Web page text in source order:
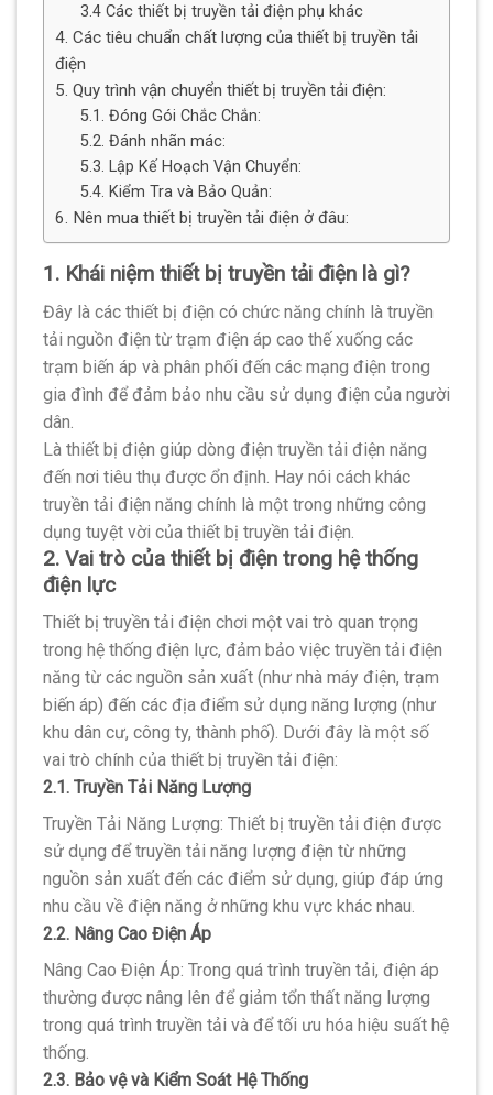
3.4 Các thiết bị truyền tải điện phụ khác
4. Các tiêu chuẩn chất lượng của thiết bị truyền tải
điện
5. Quy trình vận chuyển thiết bị truyền tải điện:
5.1. Đóng Gói Chắc Chắn:
5.2. Đánh nhãn mác:
5.3. Lập Kế Hoạch Vận Chuyển:
5.4. Kiểm Tra và Bảo Quản:
6. Nên mua thiết bị truyền tải điện ở đâu:
1. Khái niệm thiết bị truyền tải điện là gì?
Đây là các thiết bị điện có chức năng chính là truyền
tải nguồn điện từ trạm điện áp cao thế xuống các
trạm biến áp và phân phối đến các mạng điện trong
gia đình để đảm bảo nhu cầu sử dụng điện của người
dân.
Là thiết bị điện giúp dòng điện truyền tải điện năng
đến nơi tiêu thụ được ổn định. Hay nói cách khác
truyền tải điện năng chính là một trong những công
dụng tuyệt vời của thiết bị truyền tải điện.
2. Vai trò của thiết bị điện trong hệ thống
điện lực
Thiết bị truyền tải điện chơi một vai trò quan trọng
trong hệ thống điện lực, đảm bảo việc truyền tải điện
năng từ các nguồn sản xuất (như nhà máy điện, trạm
biến áp) đến các địa điểm sử dụng năng lượng (như
khu dân cư, công ty, thành phố). Dưới đây là một số
vai trò chính của thiết bị truyền tải điện:
2.1. Truyền Tải Năng Lượng
Truyền Tải Năng Lượng: Thiết bị truyền tải điện được
sử dụng để truyền tải năng lượng điện từ những
nguồn sản xuất đến các điểm sử dụng, giúp đáp ứng
nhu cầu về điện năng ở những khu vực khác nhau.
2.2. Nâng Cao Điện Áp
Nâng Cao Điện Áp: Trong quá trình truyền tải, điện áp
thường được nâng lên để giảm tổn thất năng lượng
trong quá trình truyền tải và để tối ưu hóa hiệu suất hệ
thống.
2.3. Bảo vệ và Kiểm Soát Hệ Thống